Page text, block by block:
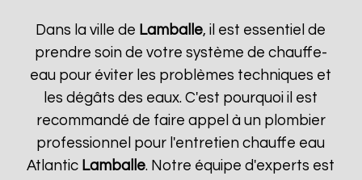
Dans la ville de Lamballe, il est essentiel de
prendre soin de votre système de chauffe-
eau pour éviter les problèmes techniques et
les dégâts des eaux. C'est pourquoi il est
recommandé de faire appel à un plombier
professionnel pour l'entretien chauffe eau
Atlantic Lamballe. Notre équipe d'experts est